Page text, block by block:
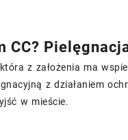
CC?
z założenia ma
z działaniem
w mieście.